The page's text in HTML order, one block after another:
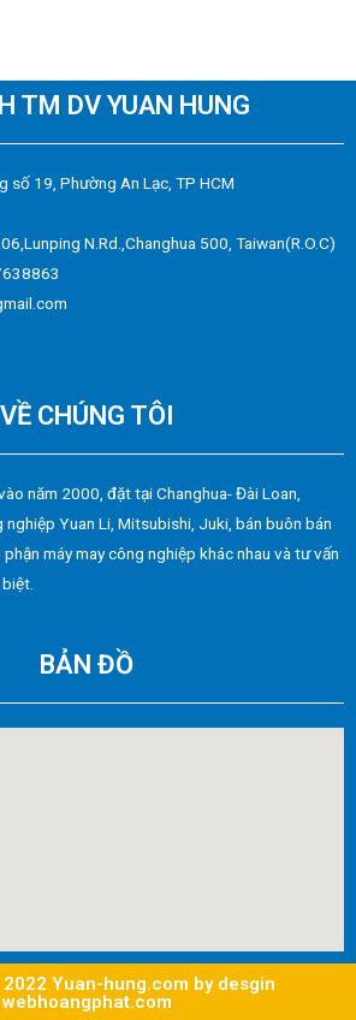
TM DV YUAN HUNG
số 19, Phường An Lạc, TP HCM
N.Rd.,Changhua 500, Taiwan(R.O.C)
VỀ CHÚNG TÔI
năm 2000, đặt tại Changhua- Đài Loan,
nghiệp Yuan Li, Mitsubishi, Juki, bán buôn bán
máy may công nghiệp khác nhau và tư vấn
BẢN ĐỒ
Yuan-hung.com by desgin
webhoangphat.com